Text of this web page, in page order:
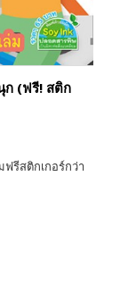
ก (ฟรี! สติก
รีสติกเกอร์กว่า